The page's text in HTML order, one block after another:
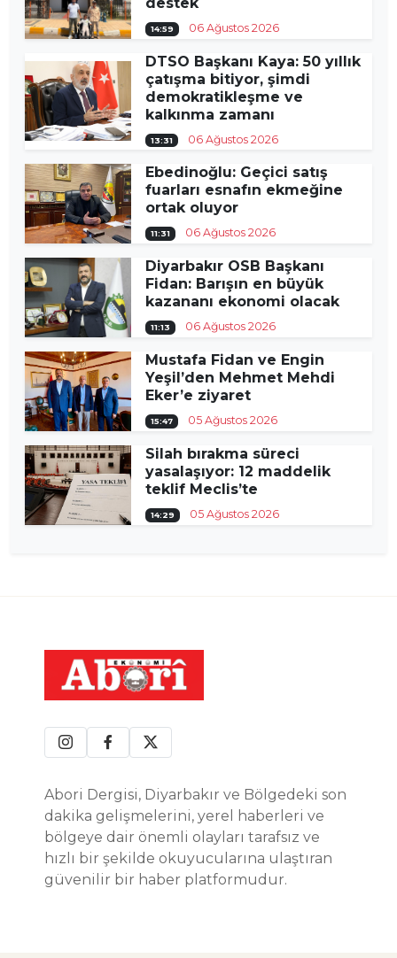
14:59 06 Ağustos 2026
DTSO Başkanı Kaya: 50 yıllık
çatışma bitiyor, şimdi
demokratikleşme ve
kalkınma zamanı
13:31 06 Ağustos 2026
Ebedinoğlu: Geçici satış
fuarları esnafın ekmeğine
ortak oluyor
11:31 06 Ağustos 2026
Diyarbakır OSB Başkanı
Fidan: Barışın en büyük
kazananı ekonomi olacak
11:13 06 Ağustos 2026
Mustafa Fidan ve Engin
Yeşil’den Mehmet Mehdi
Eker’e ziyaret
15:47 05 Ağustos 2026
Silah bırakma süreci
yasalaşıyor: 12 maddelik
teklif Meclis’te
14:29 05 Ağustos 2026
Abori Dergisi, Diyarbakır ve Bölgedeki son
dakika gelişmelerini, yerel haberleri ve
bölgeye dair önemli olayları tarafsız ve
hızlı bir şekilde okuyucularına ulaştıran
güvenilir bir haber platformudur.